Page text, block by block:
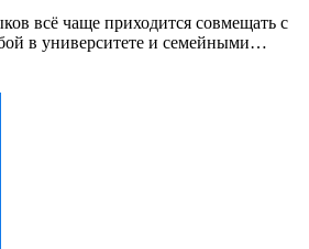
всё чаще приходится совмещать с
в университете и семейными…